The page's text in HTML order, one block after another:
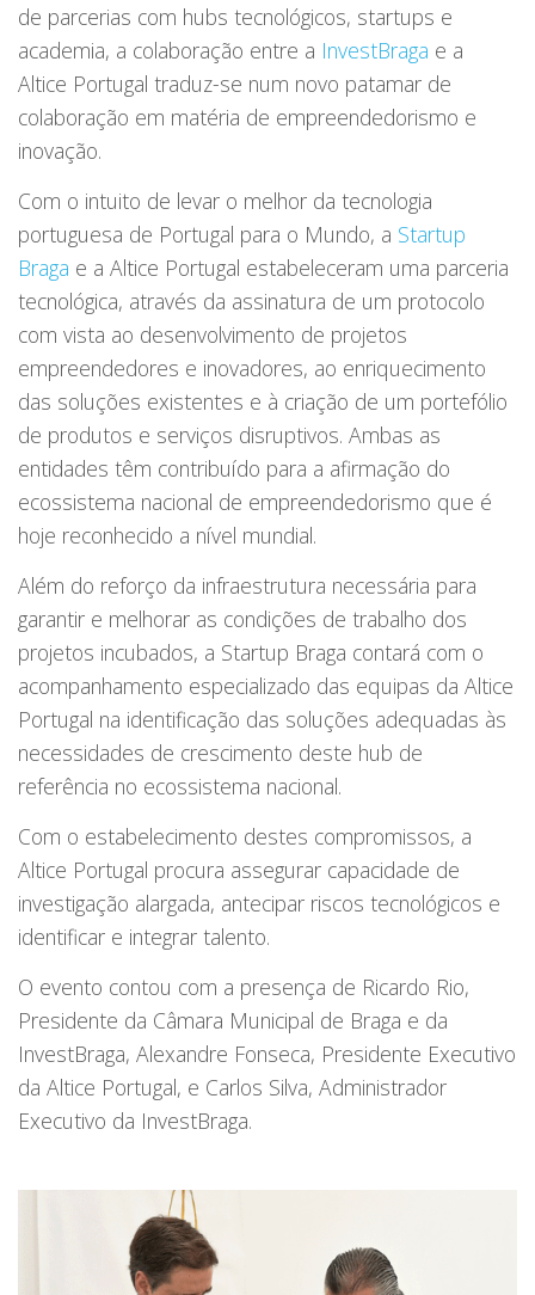
de parcerias com hubs tecnológicos, startups e
academia, a colaboração entre a InvestBraga e a
Altice Portugal traduz-se num novo patamar de
colaboração em matéria de empreendedorismo e
inovação.
Com o intuito de levar o melhor da tecnologia
portuguesa de Portugal para o Mundo, a Startup
Braga e a Altice Portugal estabeleceram uma parceria
tecnológica, através da assinatura de um protocolo
com vista ao desenvolvimento de projetos
empreendedores e inovadores, ao enriquecimento
das soluções existentes e à criação de um portefólio
de produtos e serviços disruptivos. Ambas as
entidades têm contribuído para a afirmação do
ecossistema nacional de empreendedorismo que é
hoje reconhecido a nível mundial.
Além do reforço da infraestrutura necessária para
garantir e melhorar as condições de trabalho dos
projetos incubados, a Startup Braga contará com o
acompanhamento especializado das equipas da Altice
Portugal na identificação das soluções adequadas às
necessidades de crescimento deste hub de
referência no ecossistema nacional.
Com o estabelecimento destes compromissos, a
Altice Portugal procura assegurar capacidade de
investigação alargada, antecipar riscos tecnológicos e
identificar e integrar talento.
O evento contou com a presença de Ricardo Rio,
Presidente da Câmara Municipal de Braga e da
InvestBraga, Alexandre Fonseca, Presidente Executivo
da Altice Portugal, e Carlos Silva, Administrador
Executivo da InvestBraga.